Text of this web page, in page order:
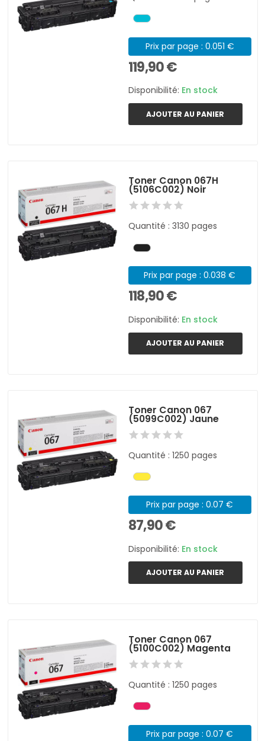
Prix par page : 0.051 €
119,90 €
Disponibilité: En stock
AJOUTER AU PANIER
Toner Canon 067H
(5106C002) Noir
Quantité : 3130 pages
Prix par page : 0.038 €
118,90 €
Disponibilité: En stock
AJOUTER AU PANIER
Toner Canon 067
(5099C002) Jaune
Quantité : 1250 pages
Prix par page : 0.07 €
87,90 €
Disponibilité: En stock
AJOUTER AU PANIER
Toner Canon 067
(5100C002) Magenta
Quantité : 1250 pages
Prix par page : 0.07 €